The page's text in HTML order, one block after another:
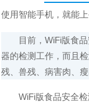
使用智能手机，就能
目前，WiFi版食
器的检测工作，而且
残、兽残、病害肉、
WiFi版食品安全